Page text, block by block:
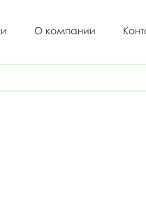
О компании